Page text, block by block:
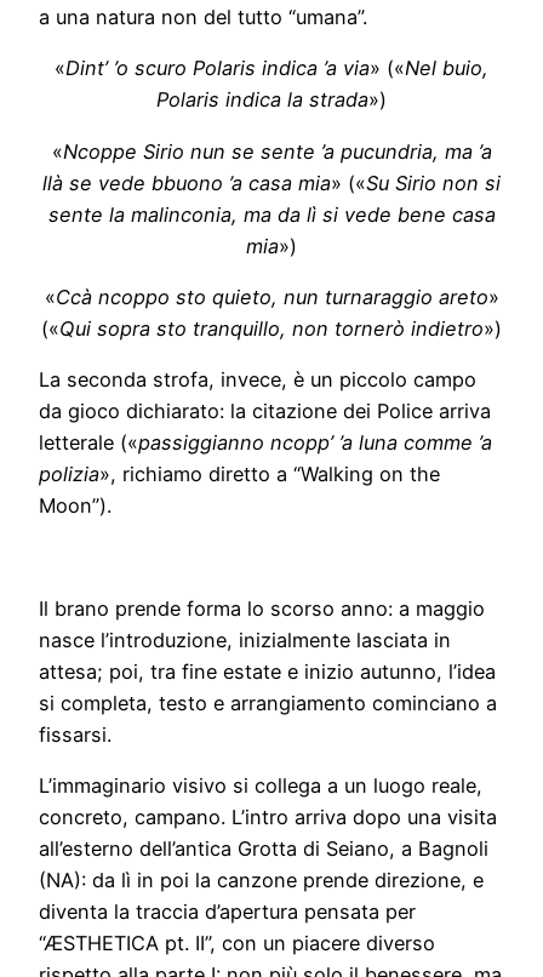
a una natura non del tutto “umana”.
«Dint’ ’o scuro Polaris indica ’a via» («Nel buio,
Polaris indica la strada»)
«Ncoppe Sirio nun se sente ’a pucundria, ma ’a
llà se vede bbuono ’a casa mia» («Su Sirio non si
sente la malinconia, ma da lì si vede bene casa
mia»)
«Ccà ncoppo sto quieto, nun turnaraggio areto»
(«Qui sopra sto tranquillo, non tornerò indietro»)
La seconda strofa, invece, è un piccolo campo
da gioco dichiarato: la citazione dei Police arriva
letterale («passiggianno ncopp’ ’a luna comme ’a
polizia», richiamo diretto a “Walking on the
Moon”).
Il brano prende forma lo scorso anno: a maggio
nasce l’introduzione, inizialmente lasciata in
attesa; poi, tra fine estate e inizio autunno, l’idea
si completa, testo e arrangiamento cominciano a
fissarsi.
L’immaginario visivo si collega a un luogo reale,
concreto, campano. L’intro arriva dopo una visita
all’esterno dell’antica Grotta di Seiano, a Bagnoli
(NA): da lì in poi la canzone prende direzione, e
diventa la traccia d’apertura pensata per
“ÆSTHETICA pt. II”, con un piacere diverso